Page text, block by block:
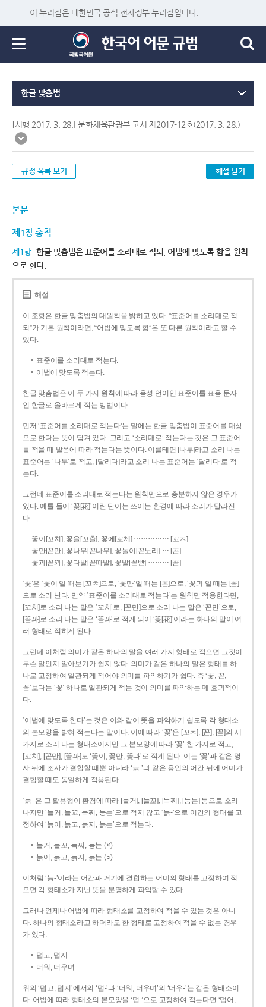
이 누리집은 대한민국 공식 전자정부 누리집입니다.
한글 맞춤법
[시행 2017. 3. 28.] 문화체육관광부 고시 제2017-12호(2017. 3. 28.)
규정 목록 보기 해설 닫기
본문
제1장 총칙
제1항 한글 맞춤법은 표준어를 소리대로 적되, 어법에 맞도록 함을 원칙
으로 한다.
해설
이 조항은 한글 맞춤법의 대원칙을 밝히고 있다. “표준어를 소리대로 적
되”가 기본 원칙이라면, “어법에 맞도록 함”은 또 다른 원칙이라고 할 수
있다.
표준어를 소리대로 적는다.
어법에 맞도록 적는다.
한글 맞춤법은 이 두 가지 원칙에 따라 음성 언어인 표준어를 표음 문자
인 한글로 올바르게 적는 방법이다.
먼저 ‘표준어를 소리대로 적는다’는 말에는 한글 맞춤법이 표준어를 대상
으로 한다는 뜻이 담겨 있다. 그리고 ‘소리대로’ 적는다는 것은 그 표준어
를 적을 때 발음에 따라 적는다는 뜻이다. 이를테면 [나무]라고 소리 나는
표준어는 ‘나무’로 적고, [달리다]라고 소리 나는 표준어는 ‘달리다’로 적
는다.
그런데 표준어를 소리대로 적는다는 원칙만으로 충분하지 않은 경우가
있다. 예를 들어 ‘꽃[花]’이란 단어는 쓰이는 환경에 따라 소리가 달라진
다.
꽃이[꼬치], 꽃을[꼬츨], 꽃에[꼬체] …………… [꼬ㅊ]
꽃만[꼰만], 꽃나무[꼰나무], 꽃놀이[꼰노리] … [꼰]
꽃과[꼳꽈], 꽃다발[꼳따발], 꽃밭[꼳빧] ……… [꼳]
‘꽃’은 ‘꽃이’일 때는 [꼬ㅊ]으로, ‘꽃만’일 때는 [꼰]으로, ‘꽃과’일 때는 [꼳]
으로 소리 난다. 만약 ‘표준어를 소리대로 적는다’는 원칙만 적용한다면,
[꼬치]로 소리 나는 말은 ‘꼬치’로, [꼰만]으로 소리 나는 말은 ‘꼰만’으로,
[꼳꽈]로 소리 나는 말은 ‘꼳꽈’로 적게 되어 ‘꽃[花]’이라는 하나의 말이 여
러 형태로 적히게 된다.
그런데 이처럼 의미가 같은 하나의 말을 여러 가지 형태로 적으면 그것이
무슨 말인지 알아보기가 쉽지 않다. 의미가 같은 하나의 말은 형태를 하
나로 고정하여 일관되게 적어야 의미를 파악하기가 쉽다. 즉 ‘꽃, 꼰,
꼳’보다는 ‘꽃’ 하나로 일관되게 적는 것이 의미를 파악하는 데 효과적이
다.
‘어법에 맞도록 한다’는 것은 이와 같이 뜻을 파악하기 쉽도록 각 형태소
의 본모양을 밝혀 적는다는 말이다. 이에 따라 ‘꽃’은 [꼬ㅊ], [꼰], [꼳]의 세
가지로 소리 나는 형태소이지만 그 본모양에 따라 ‘꽃’ 한 가지로 적고,
[꼬치], [꼰만], [꼳꽈]도 ‘꽃이, 꽃만, 꽃과’로 적게 된다. 이는 ‘꽃’과 같은 명
사 뒤에 조사가 결합할 때뿐 아니라 ‘늙-’과 같은 용언의 어간 뒤에 어미가
결합할 때도 동일하게 적용된다.
‘늙-’은 그 활용형이 환경에 따라 [늘거], [늘꼬], [늑찌], [능는] 등으로 소리
나지만 ‘늘거, 늘꼬, 늑찌, 능는’으로 적지 않고 ‘늙-’으로 어간의 형태를 고
정하여 ‘늙어, 늙고, 늙지, 늙는’으로 적는다.
늘거, 늘꼬, 늑찌, 능는 (×)
늙어, 늙고, 늙지, 늙는 (○)
이처럼 ‘늙-­’이라는 어간과 거기에 결합하는 어미의 형태를 고정하여 적
으면 각 형태소가 지닌 뜻을 분명하게 파악할 수 있다.
그러나 언제나 어법에 따라 형태소를 고정하여 적을 수 있는 것은 아니
다. 하나의 형태소라고 하더라도 한 형태로 고정하여 적을 수 없는 경우
가 있다.
덥고, 덥지
더워, 더우며
위의 ‘덥고, 덥지’에서의 ‘덥-­’과 ‘더워, 더우며’의 ‘더우-­’는 같은 형태소이
다. 어법에 따라 형태소의 본모양을 ‘덥-­’으로 고정하여 적는다면 ‘덥어,